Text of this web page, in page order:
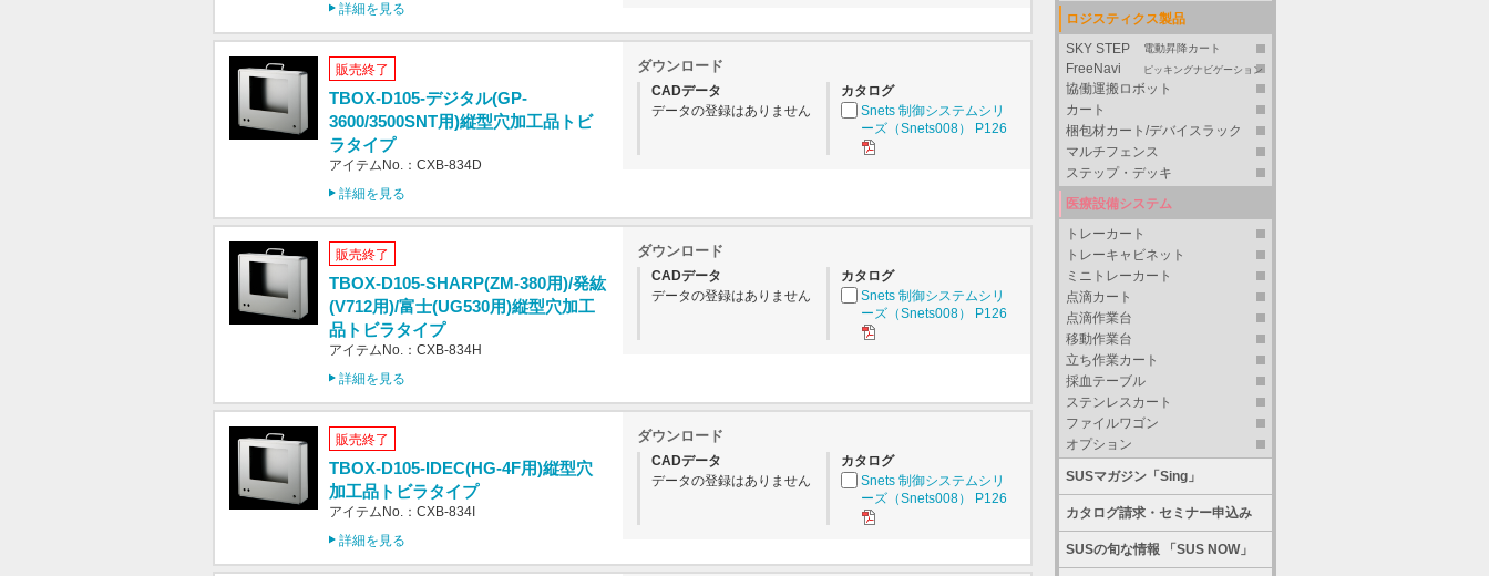
詳細を見る
販売終了
TBOX-D105-デジタル(GP-
3600/3500SNT用)縦型穴加工品トビ
ラタイプ
アイテムNo.：CXB-834D
詳細を見る
ダウンロード
CADデータ
データの登録はありません
カタログ
Snets 制御システムシリ
ーズ（Snets008） P126
販売終了
TBOX-D105-SHARP(ZM-380用)/発紘
(V712用)/富士(UG530用)縦型穴加工
品トビラタイプ
アイテムNo.：CXB-834H
詳細を見る
ダウンロード
CADデータ
データの登録はありません
カタログ
Snets 制御システムシリ
ーズ（Snets008） P126
販売終了
TBOX-D105-IDEC(HG-4F用)縦型穴
加工品トビラタイプ
アイテムNo.：CXB-834I
詳細を見る
ダウンロード
CADデータ
データの登録はありません
カタログ
Snets 制御システムシリ
ーズ（Snets008） P126
ロジスティクス製品
SKY STEP
電動昇降カート
FreeNavi ピッキングナビゲーション
協働運搬ロボット
カート
梱包材カート/デバイスラック
マルチフェンス
ステップ・デッキ
医療設備システム
トレーカート
トレーキャビネット
ミニトレーカート
点滴カート
点滴作業台
移動作業台
立ち作業カート
採血テーブル
ステンレスカート
ファイルワゴン
オプション
SUSマガジン「Sing」
カタログ請求・セミナー申込み
SUSの旬な情報 「SUS NOW」